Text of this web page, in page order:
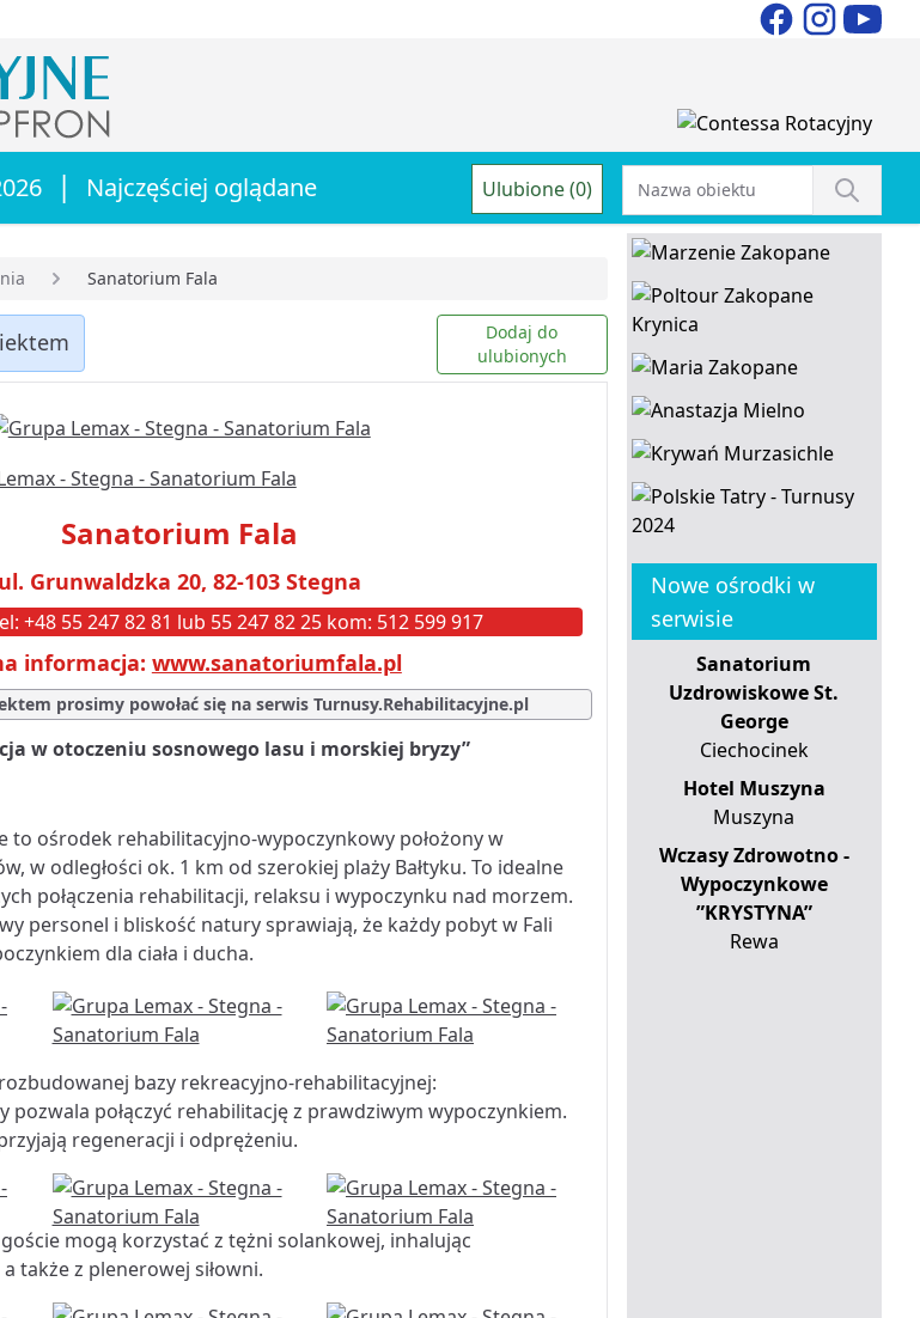
| Najczęściej oglądane Ulubione (0)
Sanatorium Fala
Dodaj do
ulubionych
Sanatorium Fala
ul. Grunwaldzka 20, 82-103 Stegna
+48 55 247 82 81 lub 55 247 82 25 kom: 512 599 917
informacja: www.sanatoriumfala.pl
prosimy powołać się na serwis Turnusy.Rehabilitacyjne.pl
w otoczeniu sosnowego lasu i morskiej bryzy”
to ośrodek rehabilitacyjno-wypoczynkowy położony w
w odległości ok. 1 km od szerokiej plaży Bałtyku. To idealne
połączenia rehabilitacji, relaksu i wypoczynku nad morzem.
personel i bliskość natury sprawiają, że każdy pobyt w Fali
dla ciała i ducha.
bazy rekreacyjno-rehabilitacyjnej:
pozwala połączyć rehabilitację z prawdziwym wypoczynkiem.
regeneracji i odprężeniu.
mogą korzystać z tężni solankowej, inhalując
także z plenerowej siłowni.
Nowe ośrodki w
serwisie
Sanatorium
Uzdrowiskowe St.
George
Ciechocinek
Hotel Muszyna
Muszyna
Wczasy Zdrowotno -
Wypoczynkowe
”KRYSTYNA”
Rewa